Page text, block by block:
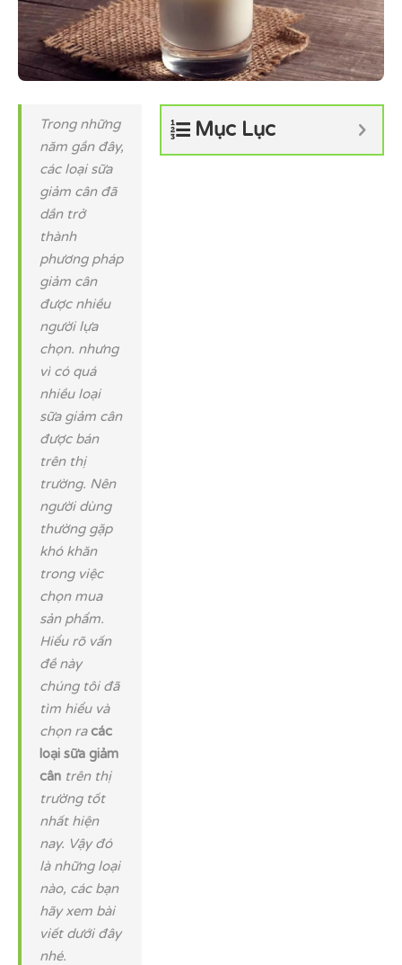
Mục Lục
Trong những
năm gần đây,
các loại sữa
giảm cân đã
dần trở
thành
phương pháp
giảm cân
được nhiều
người lựa
chọn. nhưng
vì có quá
nhiều loại
sữa giảm cân
được bán
trên thị
trường. Nên
người dùng
thường gặp
khó khăn
trong việc
chọn mua
sản phẩm.
Hiểu rõ vấn
đề này
chúng tôi đã
tìm hiểu và
chọn racác
loại sữa giảm
cân trên thị
trường tốt
nhất hiện
nay. Vậy đó
là những loại
nào, các bạn
hãy xem bài
viết dưới đây
nhé.